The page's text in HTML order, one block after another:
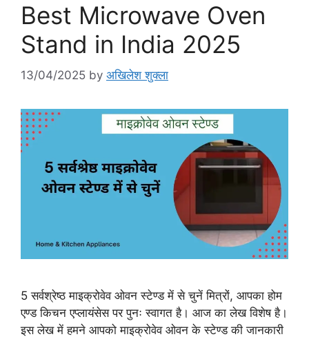
Best Microwave Oven
Stand in India 2025
13/04/2025 by अखिलेश शुक्ला
5 सर्वश्रेष्ठ माइक्रोवेव ओवन स्टेण्ड में से चुनें मित्रों, आपका होम
एण्ड किचन एप्लायंसेस पर पुनः स्वागत है। आज का लेख विशेष है।
इस लेख में हमने आपको माइक्रोवेव ओवन के स्टेण्ड की जानकारी